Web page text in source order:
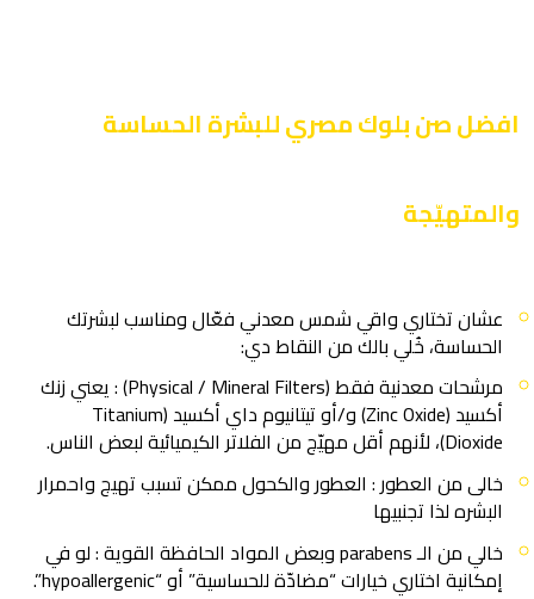
افضل صن بلوك مصري للبشرة الحساسة
والمتهيّجة
عشان تختاري واقي شمس معدني فعّال ومناسب لبشرتك
الحساسة، خُلي بالك من النقاط دي:
مرشحات معدنية فقط (Physical / Mineral Filters) : يعني زنك
أكسيد (Zinc Oxide) و/أو تيتانيوم داي أكسيد (Titanium
Dioxide)، لأنهم أقل مهيّج من الفلاتر الكيميائية لبعض الناس.
خالى من العطور : العطور والكحول ممكن تسبب تهيج واحمرار
البشره لذا تجنبيها
خالي من الـ parabens وبعض المواد الحافظة القوية : لو في
إمكانية اختاري خيارات “مضادّة للحساسية” أو “hypoallergenic”.